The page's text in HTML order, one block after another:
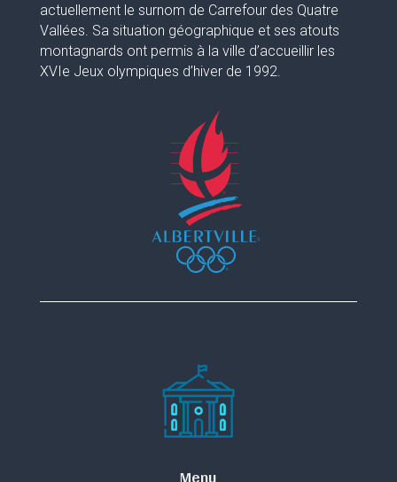
actuellement le surnom de Carrefour des Quatre
Vallées. Sa situation géographique et ses atouts
montagnards ont permis à la ville d’accueillir les
XVIe Jeux olympiques d’hiver de 1992.